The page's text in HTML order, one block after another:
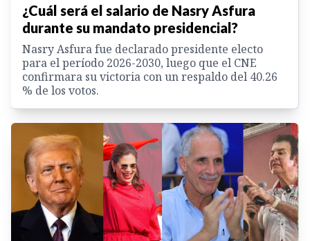
¿Cuál será el salario de Nasry Asfura
durante su mandato presidencial?
Nasry Asfura fue declarado presidente electo
para el período 2026-2030, luego que el CNE
confirmara su victoria con un respaldo del 40.26
% de los votos.